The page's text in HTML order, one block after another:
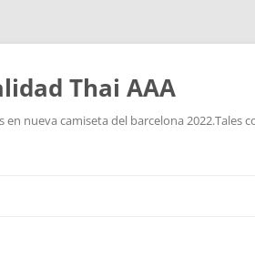
Thai AAA
nueva camiseta del barcelona 2022.Tales